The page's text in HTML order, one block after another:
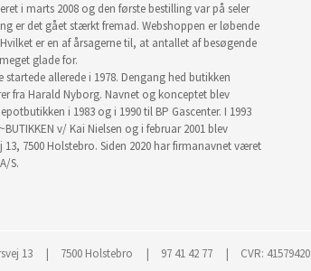
i marts 2008 og den første bestilling var på seler
er det gået stærkt fremad. Webshoppen er løbende
er en af årsagerne til, at antallet af besøgende
glade for.
startede allerede i 1978. Dengang hed butikken
fra Harald Nyborg. Navnet og konceptet blev
i 1983 og i 1990 til BP Gascenter. I 1993
v/ Kai Nielsen og i februar 2001 blev
13, 7500 Holstebro. Siden 2020 har firmanavnet været
S.
13 7500 Holstebro 97 41 42 77
CVR: 41579420